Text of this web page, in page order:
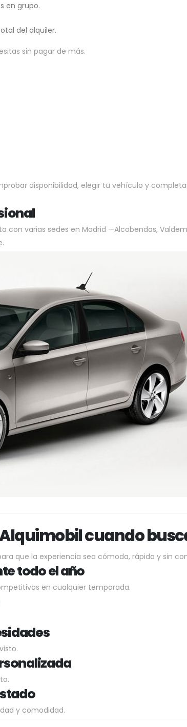
en grupo.
del alquiler.
sin pagar de más.
disponibilidad, elegir tu vehículo y
varias sedes en Madrid —Alcobendas,
cuando
que la experiencia sea cómoda, rápida y sin
todo el año
en cualquier temporada.
y comodidad.